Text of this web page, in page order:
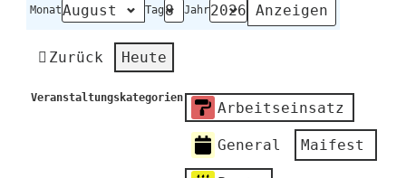
Monat Tag Jahr
Zurück Heute
Veranstaltungskategorien
Arbeitseinsatz
General Maifest